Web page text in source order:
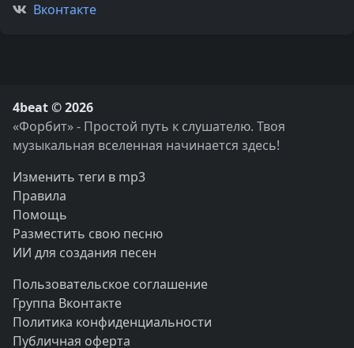
Вконтакте
4beat © 2026
«Форбит» - Простой путь к слушателю. Твоя
музыкальная вселенная начинается здесь!
Изменить теги в mp3
Правила
Помощь
Разместить свою песню
ИИ для создания песен
Пользовательское соглашение
Группа Вконтакте
Политика конфиденциальности
Публичная оферта